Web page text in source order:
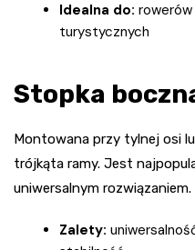
Idealna do:
turystycznych
Stopka
Montowana przy tylnej osi
trójkąta ramy. Jest
uniwersalnym rozwiązaniem.
Zalety: